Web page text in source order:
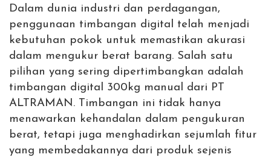
Dalam dunia industri dan perdagangan,
penggunaan timbangan digital telah menjadi
kebutuhan pokok untuk memastikan akurasi
dalam mengukur berat barang. Salah satu
pilihan yang sering dipertimbangkan adalah
timbangan digital 300kg manual dari PT
ALTRAMAN. Timbangan ini tidak hanya
menawarkan kehandalan dalam pengukuran
berat, tetapi juga menghadirkan sejumlah fitur
yang membedakannya dari produk sejenis